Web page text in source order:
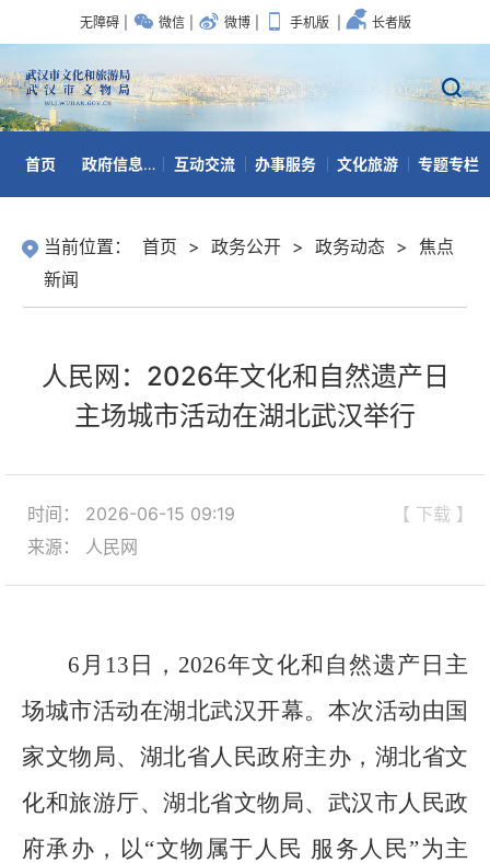
无障碍 微信 微博 手机版 长者版
首页 政府信息公开 互动交流 办事服务 文化旅游 专题专栏
当前位置： 首页 > 政务公开 > 政务动态 > 焦点
新闻
人民网：2026年文化和自然遗产日
主场城市活动在湖北武汉举行
【 下载 】
时间： 2026-06-15 09:19
来源： 人民网
6月13日，2026年文化和自然遗产日主
场城市活动在湖北武汉开幕。本次活动由国
家文物局、湖北省人民政府主办，湖北省文
化和旅游厅、湖北省文物局、武汉市人民政
府承办，以“文物属于人民 服务人民”为主